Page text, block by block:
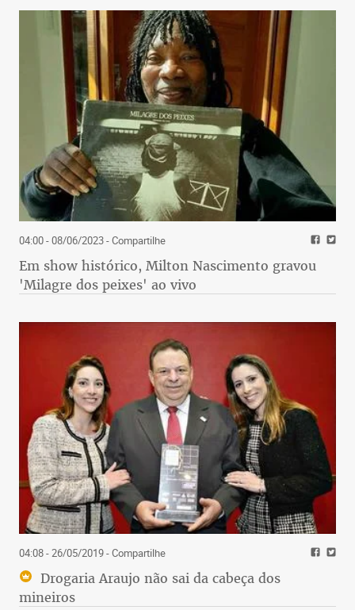
04:00 - 08/06/2023- Compartilhe
Em show histórico, Milton Nascimento gravou
'Milagre dos peixes' ao vivo
04:08 - 26/05/2019- Compartilhe
Drogaria Araujo não sai da cabeça dos
mineiros